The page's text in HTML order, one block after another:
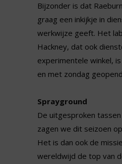
Bijzonder is dat
graag een inkijkje in
werkwijze geeft. Het
Hackney, dat ook
experimentele winkel,
en met zondag
Sprayground
De uitgesproken
zagen we dit seizoen
Het is dan ook de
wereldwijd de top van